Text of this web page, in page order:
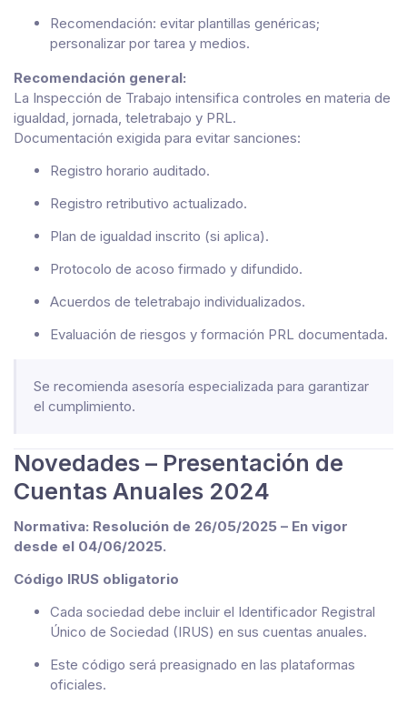
Recomendación: evitar plantillas genéricas;
personalizar por tarea y medios.
Recomendación general:
La Inspección de Trabajo intensifica controles en materia de
igualdad, jornada, teletrabajo y PRL.
Documentación exigida para evitar sanciones:
Registro horario auditado.
Registro retributivo actualizado.
Plan de igualdad inscrito (si aplica).
Protocolo de acoso firmado y difundido.
Acuerdos de teletrabajo individualizados.
Evaluación de riesgos y formación PRL documentada.
Se recomienda asesoría especializada para garantizar
el cumplimiento.
Novedades – Presentación de
Cuentas Anuales 2024
Normativa: Resolución de 26/05/2025 – En vigor
desde el 04/06/2025.
Código IRUS obligatorio
Cada sociedad debe incluir el Identificador Registral
Único de Sociedad (IRUS) en sus cuentas anuales.
Este código será preasignado en las plataformas
oficiales.